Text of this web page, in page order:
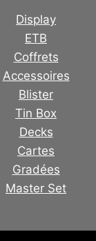
Display
ETB
Coffrets
Accessoires
Blister
Tin Box
Decks
Cartes
Gradées
Master Set